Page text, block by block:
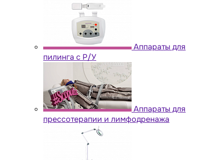
Аппараты для
пилинга с Р/У
Аппараты для
прессотерапии и лимфодренажа